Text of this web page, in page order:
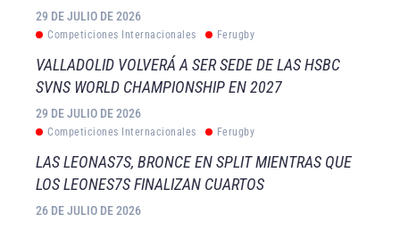
29 DE JULIO DE 2026
Competiciones Internacionales Ferugby
VALLADOLID VOLVERÁ A SER SEDE DE LAS HSBC
SVNS WORLD CHAMPIONSHIP EN 2027
29 DE JULIO DE 2026
Competiciones Internacionales Ferugby
LAS LEONAS7S, BRONCE EN SPLIT MIENTRAS QUE
LOS LEONES7S FINALIZAN CUARTOS
26 DE JULIO DE 2026